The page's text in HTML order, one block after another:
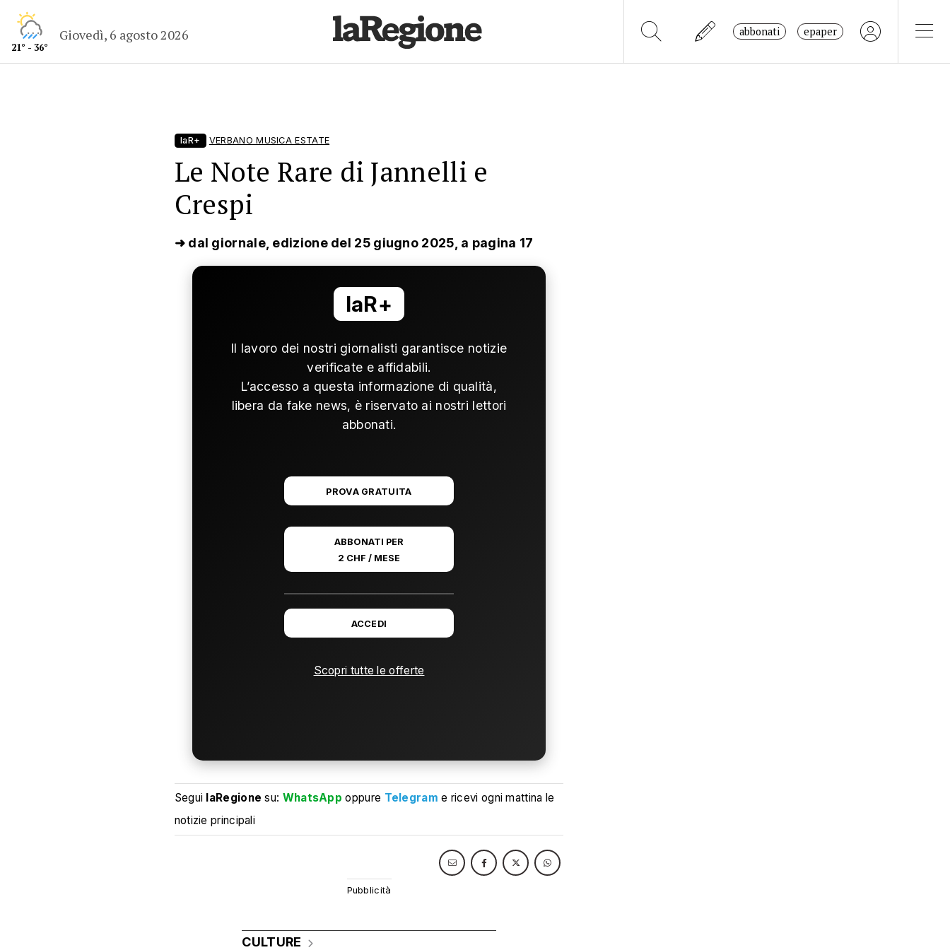
21° - 36°
Giovedì, 6 agosto 2026 abbonati epaper
laR+ VERBANO MUSICA ESTATE
Le Note Rare di Jannelli e
Crespi
➜ dal giornale, edizione del 25 giugno 2025, a pagina 17
laR+
Il lavoro dei nostri giornalisti garantisce notizie
verificate e affidabili.
L’accesso a questa informazione di qualità,
libera da fake news, è riservato ai nostri lettori
abbonati.
PROVA GRATUITA
ABBONATI PER
2 CHF / MESE
ACCEDI
Scopri tutte le offerte
Segui laRegione su: WhatsApp oppure Telegram e ricevi ogni mattina le
notizie principali
CULTURE